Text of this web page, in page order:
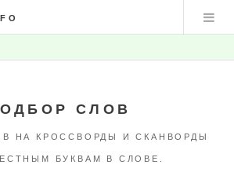
СЛОВ
НА КРОССВОРДЫ И СКАНВОРДЫ
БУКВАМ В СЛОВЕ.